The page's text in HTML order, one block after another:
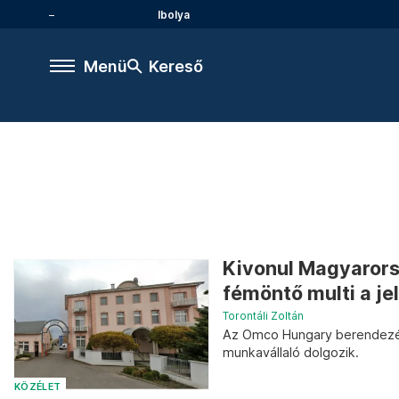
Ibolya
Menü Kereső
KÖZÉLET
Kivonul
fémöntő multi a
Torontáli Zoltán
Az Omco Hungary
munkavállaló dolgozik.